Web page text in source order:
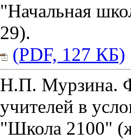
"Начальная
29).
(PDF, 127 КБ)
Н.П. Мурзина.
учителей в
"Школа 2100"